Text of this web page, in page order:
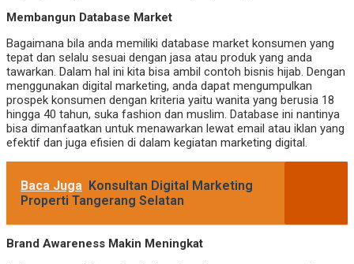
Membangun Database Market
Bagaimana bila anda memiliki database market konsumen yang
tepat dan selalu sesuai dengan jasa atau produk yang anda
tawarkan. Dalam hal ini kita bisa ambil contoh bisnis hijab. Dengan
menggunakan digital marketing, anda dapat mengumpulkan
prospek konsumen dengan kriteria yaitu wanita yang berusia 18
hingga 40 tahun, suka fashion dan muslim. Database ini nantinya
bisa dimanfaatkan untuk menawarkan lewat email atau iklan yang
efektif dan juga efisien di dalam kegiatan marketing digital.
Baca Juga Konsultan Digital Marketing
Properti Tangerang Selatan
Brand Awareness Makin Meningkat